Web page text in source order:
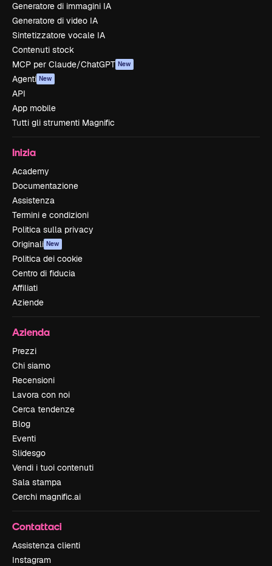
Generatore di immagini IA
Generatore di video IA
Sintetizzatore vocale IA
Contenuti stock
MCP per Claude/ChatGPT New
Agenti New
API
App mobile
Tutti gli strumenti Magnific
Inizia
Academy
Documentazione
Assistenza
Termini e condizioni
Politica sulla privacy
Originali New
Politica dei cookie
Centro di fiducia
Affiliati
Aziende
Azienda
Prezzi
Chi siamo
Recensioni
Lavora con noi
Cerca tendenze
Blog
Eventi
Slidesgo
Vendi i tuoi contenuti
Sala stampa
Cerchi magnific.ai
Contattaci
Assistenza clienti
Instagram